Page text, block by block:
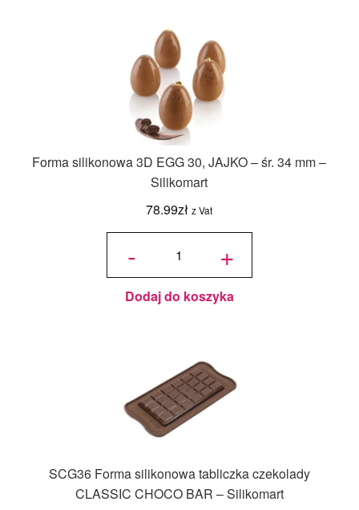
Forma silikonowa 3D EGG 30, JAJKO – śr. 34 mm –
Silikomart
78.99zł z Vat
-
ilość
3D EGG
30, JAJKO
mm -
Silikomart
+
Dodaj do koszyka
SCG36 Forma silikonowa tabliczka czekolady
CLASSIC CHOCO BAR – Silikomart